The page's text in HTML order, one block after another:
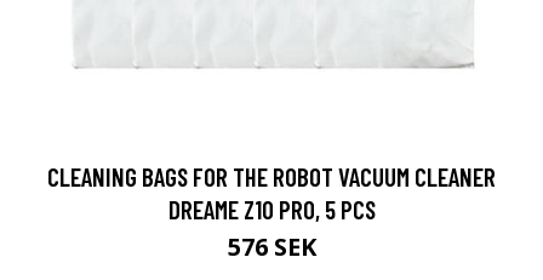
CLEANING BAGS FOR THE ROBOT VACUUM CLEANER
DREAME Z10 PRO, 5 PCS
576 SEK